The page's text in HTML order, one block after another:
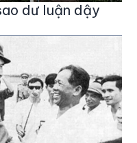
dư luận dậy